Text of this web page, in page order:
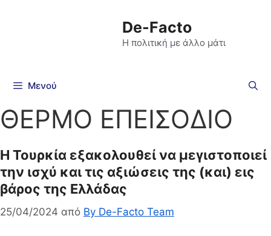
De-Facto
Η πολιτική με άλλο μάτι
Μενού
ΘΕΡΜΟ ΕΠΕΙΣΟΔΙΟ
Η Τουρκία εξακολουθεί να μεγιστοποιεί
την ισχύ και τις αξιώσεις της (και) εις
βάρος της Ελλάδας
25/04/2024 από By De-Facto Team